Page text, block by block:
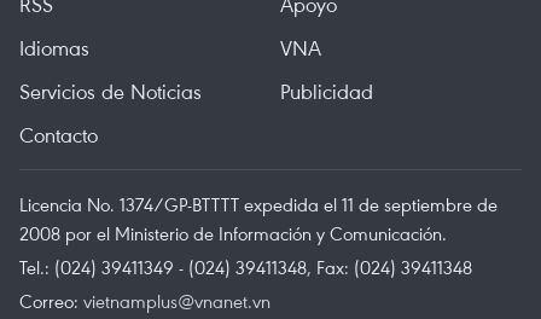
Idiomas
VNA
Servicios de Noticias
Publicidad
Contacto
Licencia No. 1374/GP-BTTTT expedida el 11 de septiembre de
2008 por el Ministerio de Información y Comunicación.
Tel.: (024) 39411349 - (024) 39411348, Fax: (024) 39411348
Correo: vietnamplus@vnanet.vn